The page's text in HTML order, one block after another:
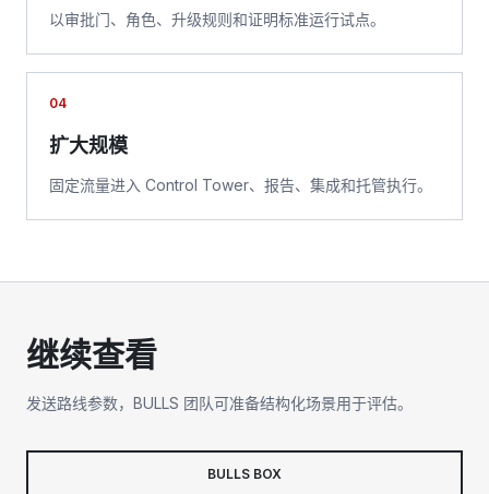
以审批门、角色、升级规则和证明标准运行试点。
04
扩大规模
固定流量进入 Control Tower、报告、集成和托管执行。
继续查看
发送路线参数，BULLS 团队可准备结构化场景用于评估。
BULLS BOX